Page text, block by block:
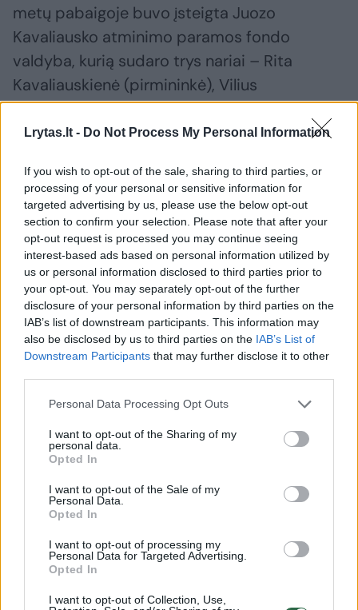
Lrytas.lt - Do Not Process My Personal Information
If you wish to opt-out of the sale, sharing to third parties, or
processing of your personal or sensitive information for
targeted advertising by us, please use the below opt-out
section to confirm your selection. Please note that after your
opt-out request is processed you may continue seeing
interest-based ads based on personal information utilized by
us or personal information disclosed to third parties prior to
your opt-out. You may separately opt-out of the further
disclosure of your personal information by third parties on the
IAB’s list of downstream participants. This information may
also be disclosed by us to third parties on the IAB’s List of
Downstream Participants that may further disclose it to other
Personal Data Processing Opt Outs
I want to opt-out of the Sharing of my
personal data.
Opted In
I want to opt-out of the Sale of my
Personal Data.
Opted In
I want to opt-out of processing my
Personal Data for Targeted Advertising.
Opted In
I want to opt-out of Collection, Use,
metų pabaigoje buvo įsteigta Juozo
Kavaliausko atminimo paramos fondo
valdyba, kurią sudaro trys nariai – Rita
Kavaliauskienė (pirmininkė), Vilius
Kavaliauskas ir Indrė Tubinienė. Valdyba
koordinuoja fondo veiklą ir tvirtina
Susiję straipsniai
Juozo Kavaliausko atminimo
paramos fondas veiklą
pradeda labdaros koncertu ir
meno kūrinių aukcionu